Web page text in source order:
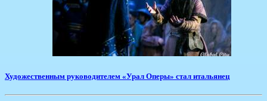
Художественным руководителем «Урал Оперы» стал итальянец